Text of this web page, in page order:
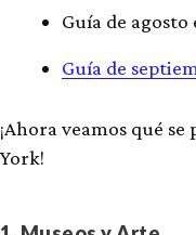
Guía de
Guía de
¡Ahora veamos qué
York!